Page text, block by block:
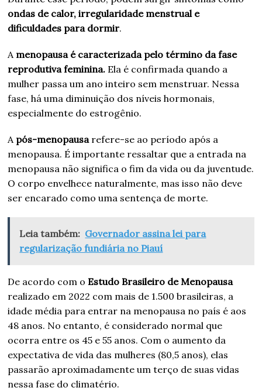
ondas de calor, irregularidade menstrual e
dificuldades para dormir.
A menopausa é caracterizada pelo término da fase
reprodutiva feminina. Ela é confirmada quando a
mulher passa um ano inteiro sem menstruar. Nessa
fase, há uma diminuição dos níveis hormonais,
especialmente do estrogênio.
A pós-menopausarefere-se ao período após a
menopausa. É importante ressaltar que a entrada na
menopausa não significa o fim da vida ou da juventude.
O corpo envelhece naturalmente, mas isso não deve
ser encarado como uma sentença de morte.
Leia também: Governador assina lei para
regularização fundiária no Piauí
De acordo com oEstudo Brasileiro de Menopausa
realizado em 2022 com mais de 1.500 brasileiras, a
idade média para entrar na menopausa no país é aos
48 anos. No entanto, é considerado normal que
ocorra entre os 45 e 55 anos. Com o aumento da
expectativa de vida das mulheres (80,5 anos), elas
passarão aproximadamente um terço de suas vidas
nessa fase do climatério.